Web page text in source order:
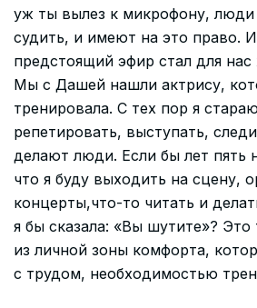
уж ты вылез к микрофону, люди
судить, и имеют на это право.
предстоящий эфир стал для
Мы с Дашей нашли актрису,
тренировала. С тех пор я
репетировать, выступать,
делают люди. Если бы лет пять
что я буду выходить на сцену,
концерты,что-то читать и
я бы сказала: «Вы шутите»? Это
из личной зоны комфорта,
с трудом, необходимостью